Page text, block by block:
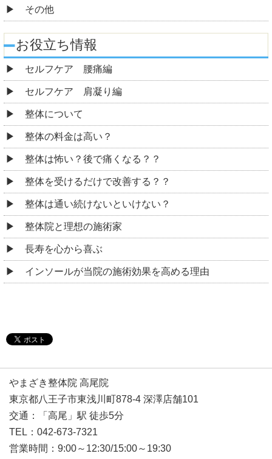
その他
お役立ち情報
セルフケア 腰痛編
セルフケア 肩凝り編
整体について
整体の料金は高い？
整体は怖い？後で痛くなる？？
整体を受けるだけで改善する？？
整体は通い続けないといけない？
整体院と理想の施術家
長寿を心から喜ぶ
インソールが当院の施術効果を高める理由
やまざき整体院 高尾院
東京都八王子市東浅川町878-4 深澤店舗101
交通：「高尾」駅 徒歩5分
TEL：042-673-7321
営業時間：9:00～12:30/15:00～19:30